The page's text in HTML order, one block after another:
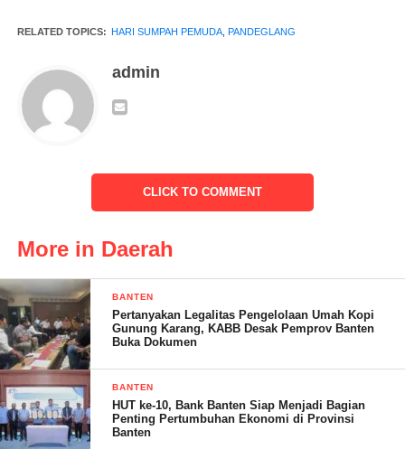
Ia menambahkan, bahwa “Kami poetra dan poetri Indonesia,
Kami poetra dan poetri Indonesia mengakoe berbangsa jang
satoe, bangsa Indonesia.
Kami poetra dan poetri Indonesia mendjoendjoeng bahasa
Selamat Hari Sumpah Pemuda Ke-95 Bersatu dan Bangkit
RELATED TOPICS: HARI SUMPAH PEMUDA, PANDEGLANG
admin
CLICK TO COMMENT
More in Daerah
BANTEN
Pertanyakan Legalitas Pengelolaan Umah Kopi
Gunung Karang, KABB Desak Pemprov Banten
Buka Dokumen
BANTEN
HUT ke-10, Bank Banten Siap Menjadi Bagian
Penting Pertumbuhan Ekonomi di Provinsi
Banten